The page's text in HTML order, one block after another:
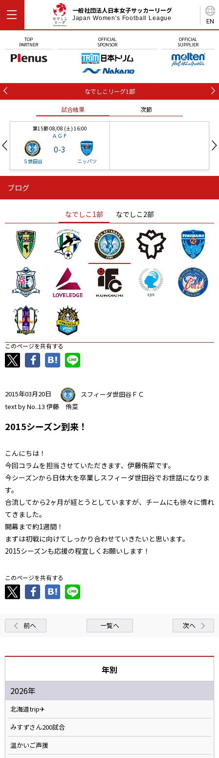
EN
一般社団法人日本女子サッカーリーグ
Japan Women's Football League
TOP
PARTNER
OFFICIAL
SPONSOR
OFFICIAL
SUPPLIER
なでしこリーグ1部
試合結果 次節
第15節 08/08 (土) 16:00
ＡＧＦ
Ｓ世田谷
0-3
ニッパツ
ニッパツ
ニッパツ 名古屋
石人の星
静岡 愛媛Ｌ
ブログ
なでしこ1部 なでしこ2部
このページを共有する
2015年03月20日
スフィーダ世田谷ＦＣ
text by No..13 伊藤 侑菜
2015シーズン到来！
こんにちは！
今回コラムを担当させていただきます、伊藤侑菜です。
今シーズンから日体大を卒業しスフィーダ世田谷でお世話になりま
す。
合流してから2ヶ月が経とうとしていますが、チームにも徐々に慣れ
てきました。
開幕まで約1週間！
まずは初戦に向けてしっかり合わせていきたいと思います。
2015シーズンも応援の程宜しくお願いします！
このページを共有する
前へ 一覧へ 次へ
年別
2026年
北海道trip✈
みすずさん200試合
温かいご声援